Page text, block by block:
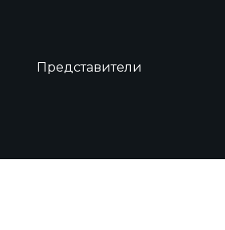
Представители